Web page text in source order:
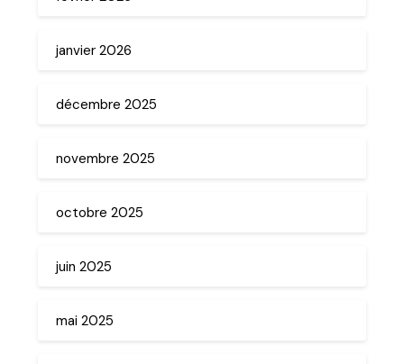
janvier 2026
décembre 2025
novembre 2025
octobre 2025
juin 2025
mai 2025